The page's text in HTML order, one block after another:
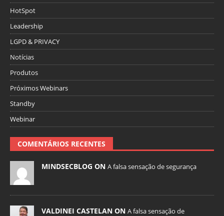
HotSpot
Leadership
LGPD & PRIVACY
Notícias
Produtos
Próximos Webinars
Standby
Webinar
COMENTÁRIOS RECENTES
MINDSECBLOG ON A falsa sensação de segurança
VALDINEI CASTELAN ON A falsa sensação de